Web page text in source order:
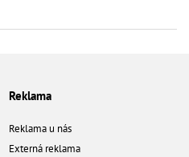
Reklama
Reklama u nás
Externá reklama